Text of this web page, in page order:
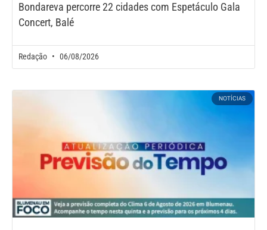
Bondareva percorre 22 cidades com Espetáculo Gala
Concert, Balé
Redação 06/08/2026
NOTÍCIAS